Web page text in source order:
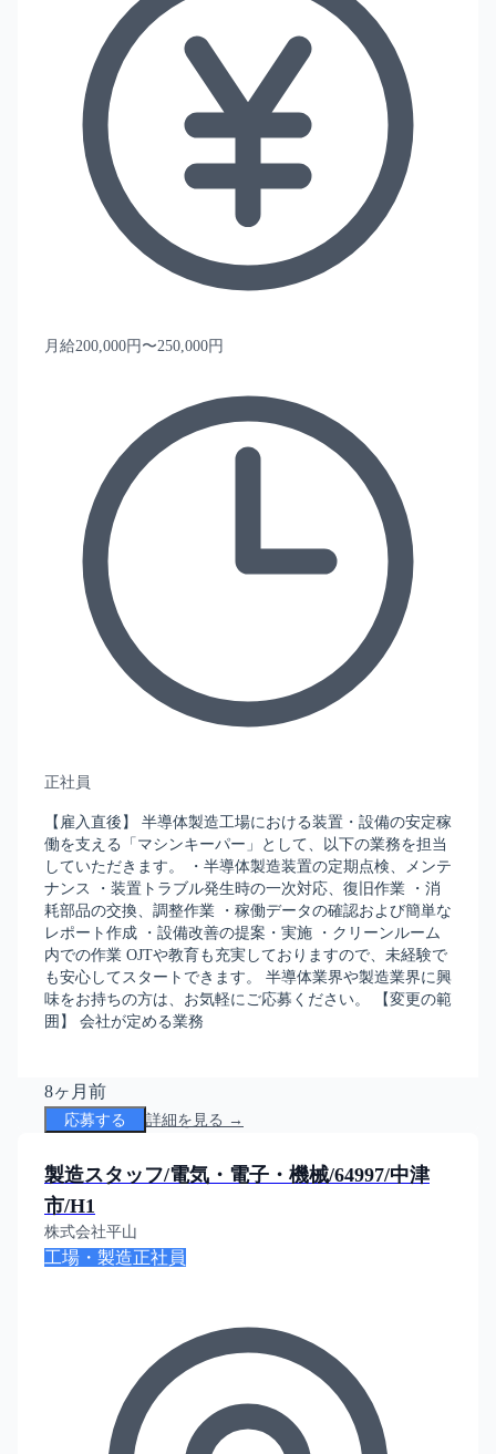
月給200,000円〜250,000円
正社員
【雇入直後】 半導体製造工場における装置・設備の安定稼
働を支える「マシンキーパー」として、以下の業務を担当
していただきます。 ・半導体製造装置の定期点検、メンテ
ナンス ・装置トラブル発生時の一次対応、復旧作業 ・消
耗部品の交換、調整作業 ・稼働データの確認および簡単な
レポート作成 ・設備改善の提案・実施 ・クリーンルーム
内での作業 OJTや教育も充実しておりますので、未経験で
も安心してスタートできます。 半導体業界や製造業界に興
味をお持ちの方は、お気軽にご応募ください。 【変更の範
囲】 会社が定める業務
8ヶ月前
応募する 詳細を見る →
製造スタッフ/電気・電子・機械/64997/中津
市/H1
株式会社平山
工場・製造正社員